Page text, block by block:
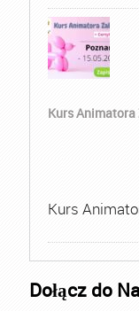
Kurs Animatora
Kurs
Dołącz do